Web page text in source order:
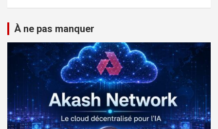
À ne pas manquer